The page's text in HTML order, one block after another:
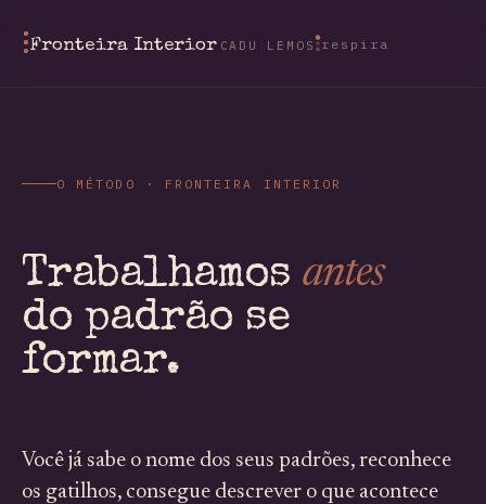
Fronteira Interior CADU LEMOS respira
O MÉTODO · FRONTEIRA INTERIOR
Trabalhamos antes
do padrão se
formar.
Você já sabe o nome dos seus padrões, reconhece
os gatilhos, consegue descrever o que acontece